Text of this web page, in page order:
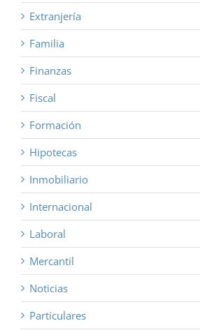
Extranjería
Familia
Finanzas
Fiscal
Formación
Hipotecas
Inmobiliario
Internacional
Laboral
Mercantil
Noticias
Particulares